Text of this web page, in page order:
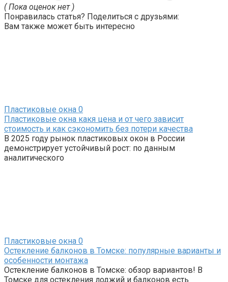
( Пока оценок нет )
Понравилась статья? Поделиться с друзьями:
Вам также может быть интересно
Пластиковые окна 0
Пластиковые окна какя цена и от чего зависит
стоимость и как сэкономить без потери качества
В 2025 году рынок пластиковых окон в России
демонстрирует устойчивый рост: по данным
аналитического
Пластиковые окна 0
Остекление балконов в Томске: популярные варианты и
особенности монтажа
Остекление балконов в Томске: обзор вариантов! В
Томске для остекления лоджий и балконов есть